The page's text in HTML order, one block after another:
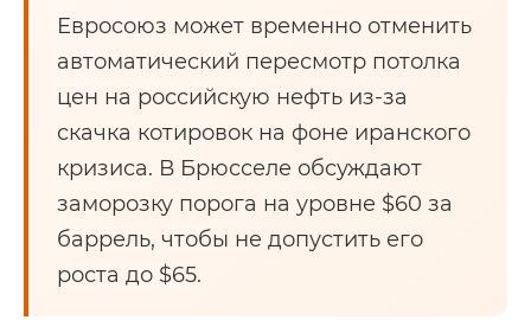
Евросоюз может временно отменить
автоматический пересмотр потолка
цен на российскую нефть из-за
скачка котировок на фоне иранского
кризиса. В Брюсселе обсуждают
заморозку порога на уровне $60 за
баррель, чтобы не допустить его
роста до $65.